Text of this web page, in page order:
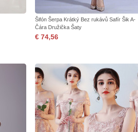
Šifón Šerpa Krátký Bez rukávů Safír Šik A-
Čára Družička Šaty
€ 74,56